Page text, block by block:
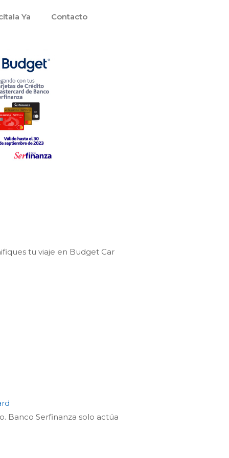
Ya Contacto
tu viaje en Budget Car
Banco Serfinanza solo actúa